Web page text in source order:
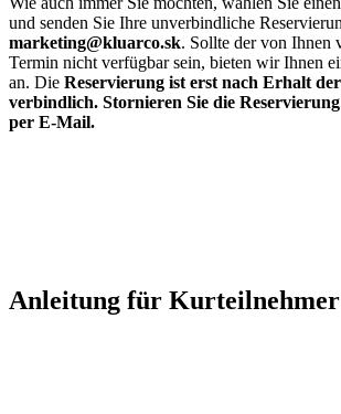
und senden Sie Ihre unverbindliche
marketing@kluarco.sk. Sollte der von Ihnen
Termin nicht verfügbar sein, bieten wir Ihnen
an. Die Reservierung ist erst nach Erhalt
verbindlich. Stornieren Sie die
per E-Mail.
Anleitung für Kurteilnehmer